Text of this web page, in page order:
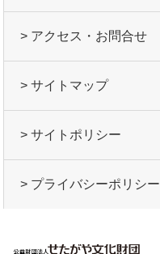
> アクセス・お問合せ
> サイトマップ
> サイトポリシー
> プライバシーポリシー